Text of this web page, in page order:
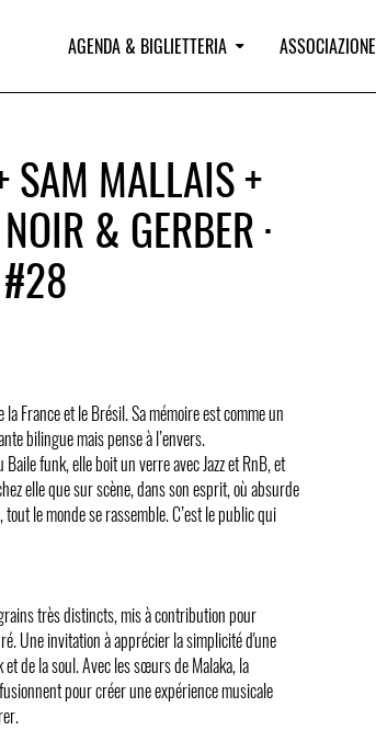
AGENDA & BIGLIETTERIA ASSOCIAZIONE
SAM MALLAIS +
& GERBER ·
#28
France et le Brésil. Sa mémoire est comme un
bilingue mais pense à l’envers.
funk, elle boit un verre avec Jazz et RnB, et
elle que sur scène, dans son esprit, où absurde
le monde se rassemble. C’est le public qui
très distincts, mis à contribution pour
Une invitation à apprécier la simplicité d'une
de la soul. Avec les sœurs de Malaka, la
pour créer une expérience musicale